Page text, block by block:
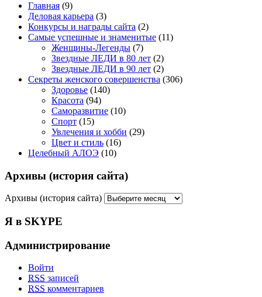
Главная (9)
Деловая карьера (3)
Конкурсы и награды сайта (2)
Самые успешные и знаменитые (11)
Женщины-Легенды (7)
Звездные ЛЕДИ в 80 лет (2)
Звездные ЛЕДИ в 90 лет (2)
Секреты женского совершенства (306)
Здоровье (140)
Красота (94)
Саморазвитие (10)
Спорт (15)
Увлечения и хобби (29)
Цвет и стиль (16)
Целебный АЛОЭ (10)
Архивы (история сайта)
Архивы (история сайта)
Я в SKYPE
Администрирование
Войти
RSS записей
RSS комментариев